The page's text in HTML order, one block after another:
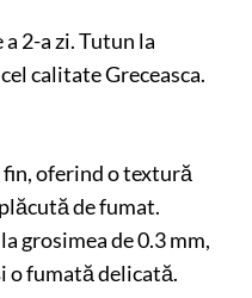
2-a zi. Tutun la
calitate Greceasca.
oferind o textură
de fumat.
grosimea de 0.3 mm,
o fumată delicată.